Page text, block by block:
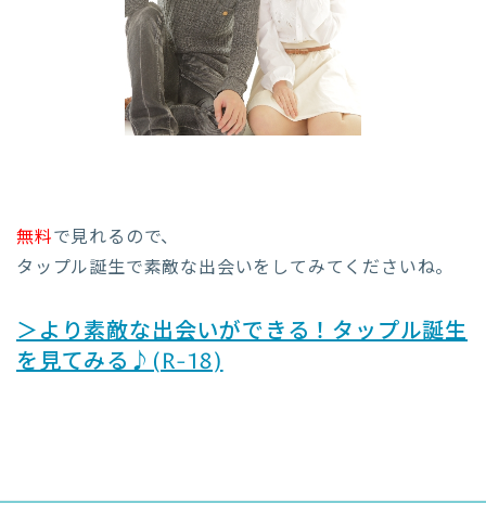
無料で見れるので、
タップル誕生で素敵な出会いをしてみてくださいね。
＞より素敵な出会いができる！タップル誕生
を見てみる♪(R-18)